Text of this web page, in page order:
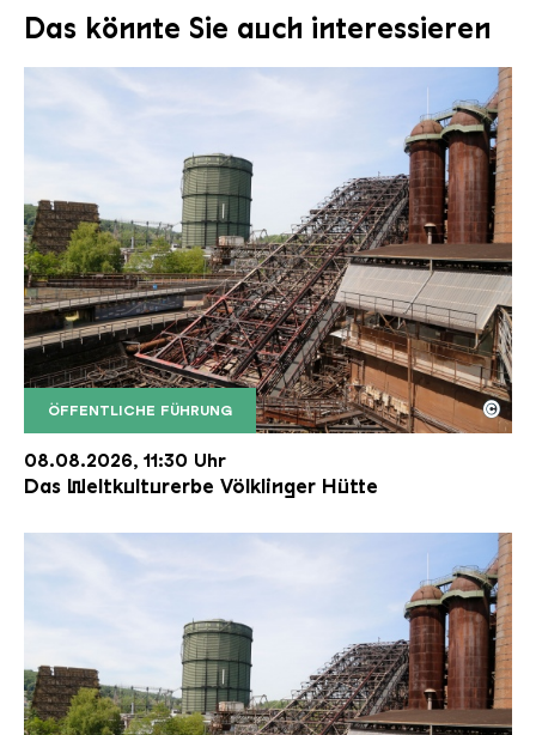
Das könnte Sie auch interessieren
ÖFFENTLICHE FÜHRUNG
Der Erzschrägaufzug der Völklinger Hütte mit
Copyright: Weltkulturerbe Völklinger Hütte | Karl
©
08.08.2026, 11:30 Uhr
Das Weltkulturerbe Völklinger Hütte